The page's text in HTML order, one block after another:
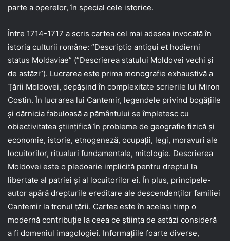
parte a operelor, în special cele istorice.
Între 1714-1717 a scris cartea cel mai adesea invocată în
istoria culturii române: ”Descriptio antiqui et hodierni
status Moldaviae” (”Descrierea statului Moldovei vechi şi
de astăzi”). Lucrarea este prima monografie exhaustivă a
Ţării Moldovei, depăşind în complexitate scrierile lui Miron
Costin. În lucrarea lui Cantemir, legendele privind bogăţiile
şi dărnicia fabuloasă a pământului se împletesc cu
obiectivitatea ştiinţifică în probleme de geografie fizică şi
economie, istorie, etnogeneză, ocupaţii, legi, moravuri ale
locuitorilor, ritualuri fundamentale, mitologie. Descrierea
Moldovei este o pledoarie implicită pentru dreptul la
libertate al patriei şi al locuitorilor ei. În plus, principele-
autor apără drepturile ereditare ale descendenţilor familiei
Cantemir la tronul ţării. Cartea este în acelaşi timp o
modernă contribuţie la ceea ce ştiinţa de astăzi consideră
a fi domeniul imagologiei. Informaţiile foarte diverse,